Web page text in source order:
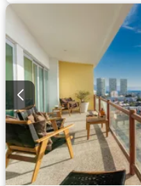
Vista panorámica
Wifi